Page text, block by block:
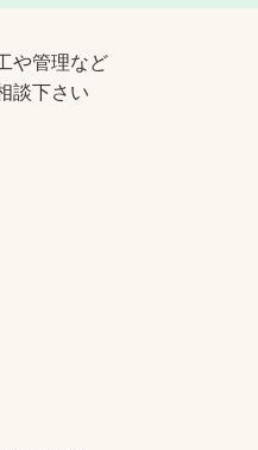
や管理など
談下さい